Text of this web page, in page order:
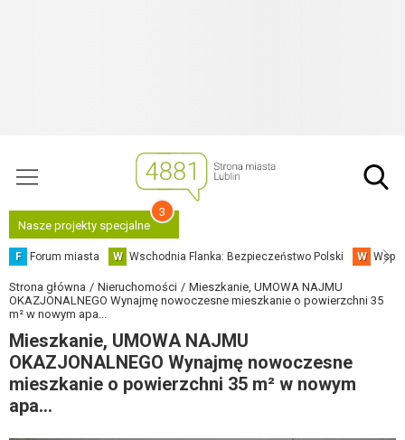
Nasze projekty specjalne
3
F Forum miasta W Wschodnia Flanka: Bezpieczeństwo Polski W
Strona główna Nieruchomości
Mieszkanie, UMOWA NAJMU
OKAZJONALNEGO Wynajmę nowoczesne mieszkanie o powierzchni 35
m² w nowym apa...
Mieszkanie, UMOWA NAJMU
OKAZJONALNEGO Wynajmę nowoczesne
mieszkanie o powierzchni 35 m² w nowym
apa...